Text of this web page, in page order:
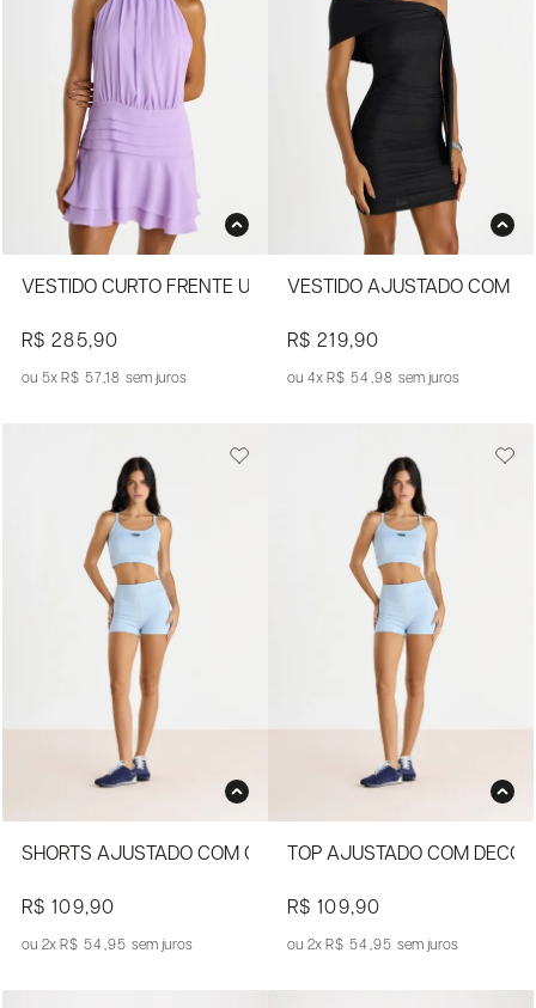
VESTIDO CURTO FRENTE ÚNICA COM BABADOS
R$ 285,90
5x R$ 57,18sem juros
VESTIDO AJUSTADO COM
R$ 219,90
4x R$ 54,98sem juros
SHORTS AJUSTADO COM CÓS LARGO
R$ 109,90
2x R$ 54,95sem juros
TOP AJUSTADO COM
R$ 109,90
2x R$ 54,95sem juros